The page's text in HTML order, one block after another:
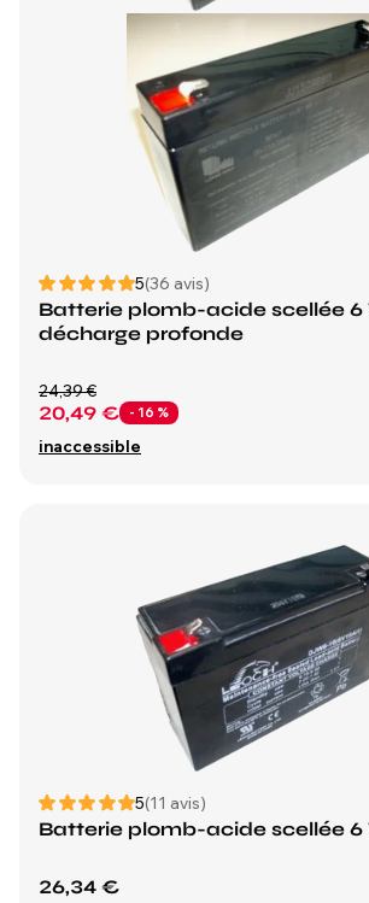
5(36 avis)
Batterie plomb-acide scellée 6
décharge profonde
20,49 € - 16 %
24,39 €
inaccessible
5(11 avis)
Batterie plomb-acide scellée 6
26,34 €